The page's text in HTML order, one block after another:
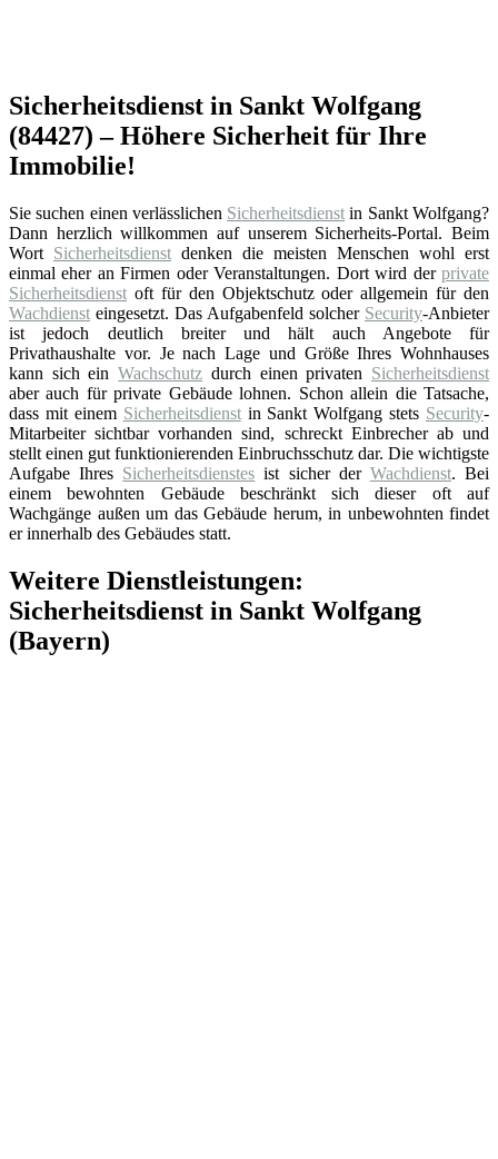
Sicherheitsdienst in Sankt Wolfgang
(84427) – Höhere Sicherheit für Ihre
Immobilie!
Sie suchen einen verlässlichen Sicherheitsdienst in Sankt Wolfgang?
Dann herzlich willkommen auf unserem Sicherheits-Portal. Beim
Wort Sicherheitsdienst denken die meisten Menschen wohl erst
einmal eher an Firmen oder Veranstaltungen. Dort wird der private
Sicherheitsdienst oft für den Objektschutz oder allgemein für den
Wachdienst eingesetzt. Das Aufgabenfeld solcher Security-Anbieter
ist jedoch deutlich breiter und hält auch Angebote für
Privathaushalte vor. Je nach Lage und Größe Ihres Wohnhauses
kann sich einWachschutz durch einen privaten Sicherheitsdienst
aber auch für private Gebäude lohnen. Schon allein die Tatsache,
dass mit einem Sicherheitsdienstin Sankt Wolfgang stets Security-
Mitarbeiter sichtbar vorhanden sind, schreckt Einbrecher ab und
stellt einen gut funktionierenden Einbruchsschutz dar. Die wichtigste
Aufgabe Ihres Sicherheitsdienstes ist sicher der Wachdienst. Bei
einem bewohnten Gebäude beschränkt sich dieser oft auf
Wachgänge außen um das Gebäude herum, in unbewohnten findet
er innerhalb des Gebäudes statt.
Weitere Dienstleistungen:
Sicherheitsdienst in Sankt Wolfgang
(Bayern)